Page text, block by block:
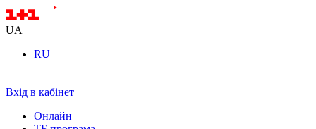
UA
RU
Вхід в кабінет
Онлайн